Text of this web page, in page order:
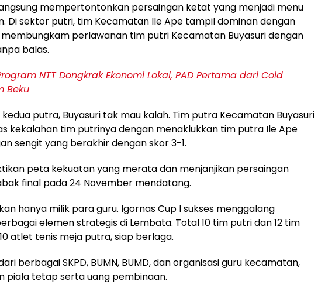
mempertontonkan persaingan ketat yang menjadi menu
Di sektor putri, tim Kecamatan Ile Ape tampil dominan dengan
perlawanan tim putri Kecamatan Buyasuri dengan
balas.
NTT Dongkrak Ekonomi Lokal, PAD Pertama dari Cold
Beku
putra, Buyasuri tak mau kalah. Tim putra Kecamatan Buyasuri
kekalahan tim putrinya dengan menaklukkan tim putra Ile Ape
sengit yang berakhir dengan skor 3-1.
peta kekuatan yang merata dan menjanjikan persaingan
final pada 24 November mendatang.
hanya milik para guru. Igornas Cup I sukses menggalang
elemen strategis di Lembata. Total 10 tim putri dan 12 tim
atlet tenis meja putra, siap berlaga.
berbagai SKPD, BUMN, BUMD, dan organisasi guru kecamatan,
piala tetap serta uang pembinaan.